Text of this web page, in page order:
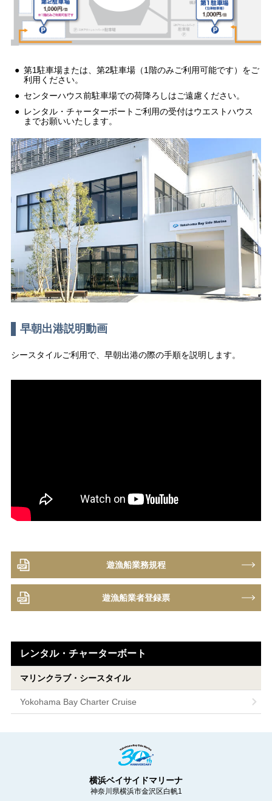
第1駐車場または、第2駐車場（1階のみご利用可能です）をご
利用ください。
センターハウス前駐車場での荷降ろしはご遠慮ください。
レンタル・チャーターボートご利用の受付はウエストハウス
までお願いいたします。
早朝出港説明動画
シースタイルご利用で、早朝出港の際の手順を説明します。
遊漁船業務規程
遊漁船業者登録票
レンタル・チャーターボート
マリンクラブ・シースタイル
Yokohama Bay Charter Cruise
横浜ベイサイドマリーナ
神奈川県横浜市金沢区白帆1